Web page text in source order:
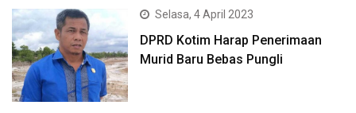
Selasa, 4 April 2023
DPRD Kotim Harap Penerimaan
Murid Baru Bebas Pungli